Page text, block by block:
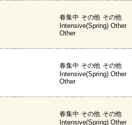
春集中 その他 その他
Intensive(Spring) Other
Other
春集中 その他 その他
Intensive(Spring) Other
Other
春集中 その他 その他
Intensive(Spring) Other